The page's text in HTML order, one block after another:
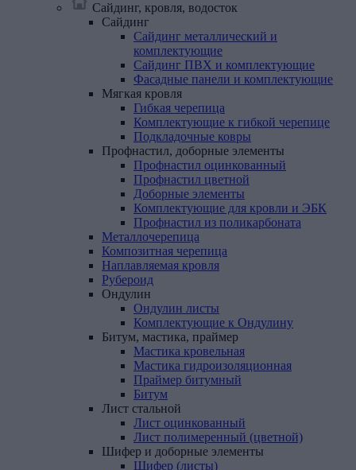
Сайдинг, кровля, водосток
Сайдинг
Сайдинг металлический и
комплектующие
Сайдинг ПВХ и комплектующие
Фасадные панели и комплектующие
Мягкая кровля
Гибкая черепица
Комплектующие к гибкой черепице
Подкладочные ковры
Профнастил, доборные элементы
Профнастил оцинкованный
Профнастил цветной
Доборные элементы
Комплектующие для кровли и ЭБК
Профнастил из поликарбоната
Металлочерепица
Композитная черепица
Наплавляемая кровля
Рубероид
Ондулин
Ондулин листы
Комплектующие к Ондулину
Битум, мастика, праймер
Мастика кровельная
Мастика гидроизоляционная
Праймер битумный
Битум
Лист стальной
Лист оцинкованный
Лист полимеренный (цветной)
Шифер и доборные элементы
Шифер (листы)